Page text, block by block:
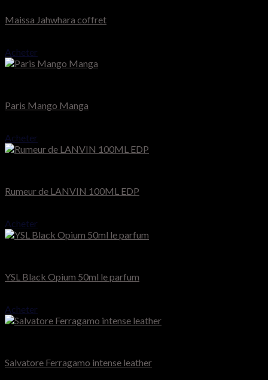
Maissa Jahwhara coffret
Acheter
Paris Mango Manga
Acheter
Rumeur de LANVIN 100ML EDP
Acheter
YSL Black Opium 50ml le parfum
Acheter
Salvatore Ferragamo intense leather